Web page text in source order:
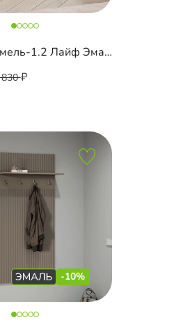
Комод Шармель-1.2 Лайф Эмаль
830
-10%